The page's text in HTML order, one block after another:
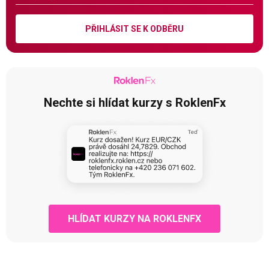
PŘIHLÁSIT SE K ODBĚRU
Nechte si hlídat kurzy s RoklenFx
HLÍDAT KURZY NA ROKLENFX